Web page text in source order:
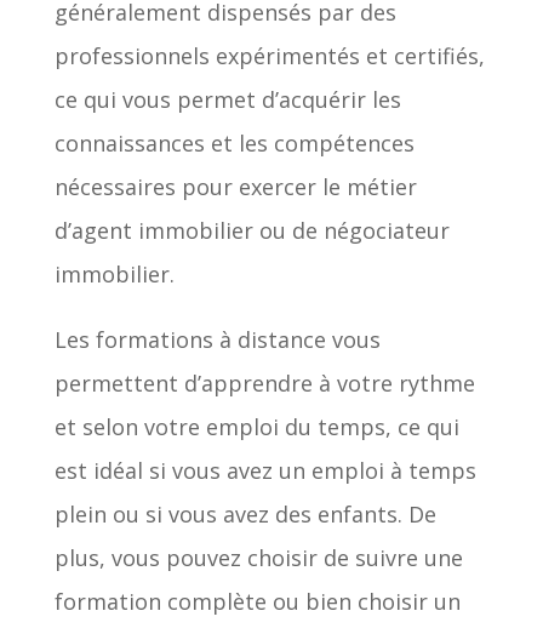
généralement dispensés par des
professionnels expérimentés et certifiés,
ce qui vous permet d’acquérir les
connaissances et les compétences
nécessaires pour exercer le métier
d’agent immobilier ou de négociateur
immobilier.
Les formations à distance vous
permettent d’apprendre à votre rythme
et selon votre emploi du temps, ce qui
est idéal si vous avez un emploi à temps
plein ou si vous avez des enfants. De
plus, vous pouvez choisir de suivre une
formation complète ou bien choisir un